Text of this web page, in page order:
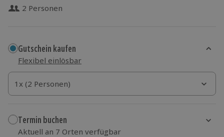
2 Personen
Gutschein kaufen
Flexibel einlösbar
1x (2 Personen)
1x (2 Personen)
1x (2 Personen)
Termin buchen
Aktuell an 7 Orten verfügbar